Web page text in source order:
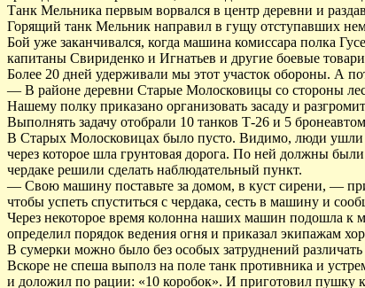
Танк Мельника первым ворвался в центр деревни и
Горящий танк Мельник направил в гущу отступавших
Бой уже заканчивался, когда машина комиссара полка
капитаны Свириденко и Игнатьев и другие боевые
Более 20 дней удерживали мы этот участок обороны. А
— В районе деревни Старые Молосковицы со стороны
Нашему полку приказано организовать засаду и
Выполнять задачу отобрали 10 танков Т-26 и 5
В Старых Молосковицах было пусто. Видимо, люди ушли в
через которое шла грунтовая дорога. По ней должны
чердаке решили сделать наблюдательный пункт.
— Свою машину поставьте за домом, в куст сирени, —
чтобы успеть спуститься с чердака, сесть в машину и
Через некоторое время колонна наших машин подошла к
определил порядок ведения огня и приказал экипажам
В сумерки можно было без особых затруднений
Вскоре не спеша выполз на поле танк противника и
и доложил по рации: «10 коробок». И приготовил пушку